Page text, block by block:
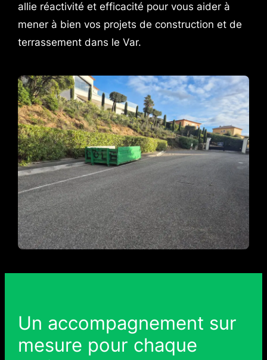
allie réactivité et efficacité pour vous aider à
mener à bien vos projets de construction et de
terrassement dans le Var.
Un accompagnement sur
mesure pour chaque